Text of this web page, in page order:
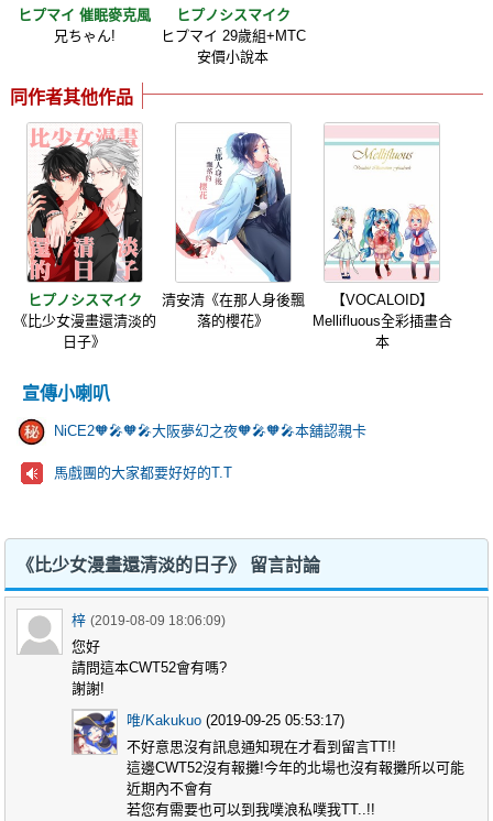
ヒプマイ 催眠麥克風
兄ちゃん!
ヒプノシスマイク
ヒプマイ 29歲組+MTC
安價小說本
同作者其他作品
ヒプノシスマイク
《比少女漫畫還清淡的
日子》
清安清《在那人身後飄
落的櫻花》
【VOCALOID】
Mellifluous全彩插畫合
本
宣傳小喇叭
NiCE2🧡🎤🧡🎤大阪夢幻之夜🧡🎤🧡🎤本舖認親卡
馬戲團的大家都要好好的T.T
《比少女漫畫還清淡的日子》 留言討論
梓 (2019-08-09 18:06:09)
您好
請問這本CWT52會有嗎?
謝謝!
唯/Kakukuo (2019-09-25 05:53:17)
不好意思沒有訊息通知現在才看到留言TT!!
這邊CWT52沒有報攤!今年的北場也沒有報攤所以可能
近期內不會有
若您有需要也可以到我噗浪私噗我TT..!!